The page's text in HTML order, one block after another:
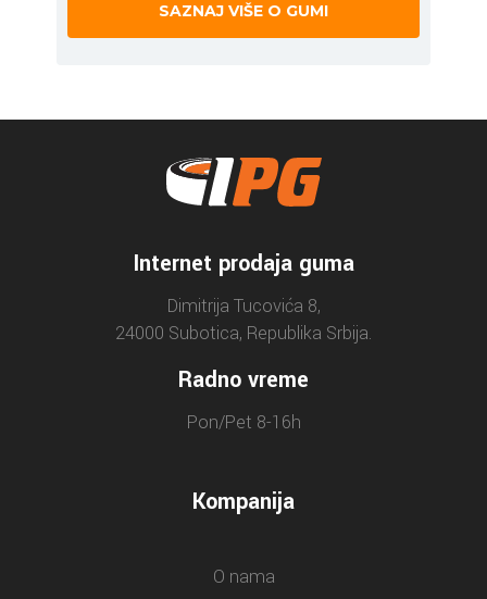
SAZNAJ VIŠE O GUMI
Internet prodaja guma
Dimitrija Tucovića 8,
24000 Subotica, Republika Srbija.
Radno vreme
Pon/Pet 8-16h
Kompanija
O nama